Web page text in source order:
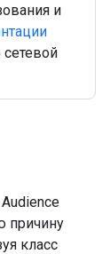
и
причину
класс